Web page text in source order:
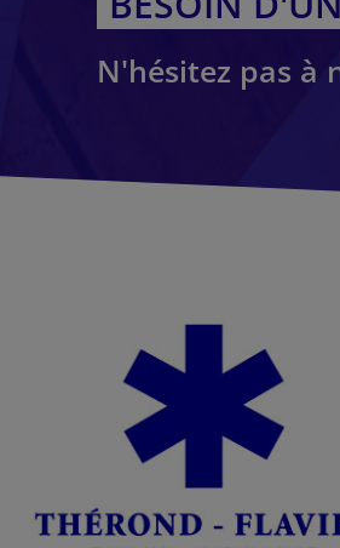
N'hésitez pas à